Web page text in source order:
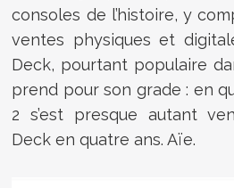
consoles de l’histoire, y
ventes physiques et
Deck, pourtant populaire
prend pour son grade : en
2 s’est presque autant
Deck en quatre ans. Aïe.